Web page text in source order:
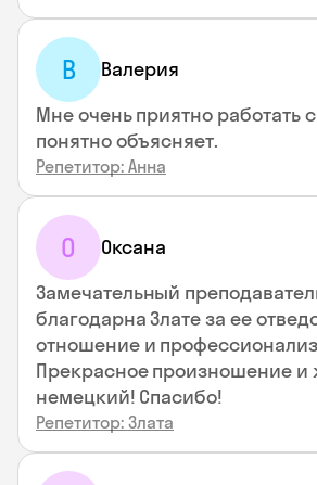
В Валерия
Мне очень приятно работать
понятно объясняет.
Репетитор: Анна
О Оксана
Замечательный
благодарна Злате за ее
отношение и
Прекрасное произношение и
немецкий! Спасибо!
Репетитор: Злата